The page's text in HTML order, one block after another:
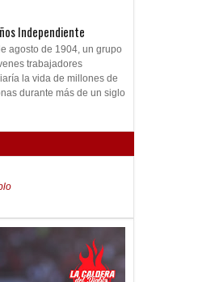
Independiente
agosto de 1904, un grupo
trabajadores
la vida de millones de
durante más de un siglo